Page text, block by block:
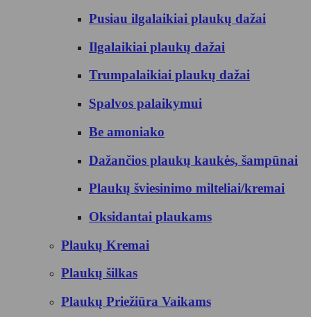
Pusiau ilgalaikiai plaukų dažai
Ilgalaikiai plaukų dažai
Trumpalaikiai plaukų dažai
Spalvos palaikymui
Be amoniako
Dažančios plaukų kaukės, šampūnai
Plaukų šviesinimo milteliai/kremai
Oksidantai plaukams
Plaukų Kremai
Plaukų šilkas
Plaukų Priežiūra Vaikams